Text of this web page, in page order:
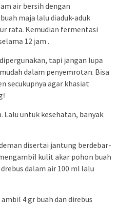
air bersih dengan
maja lalu diaduk-aduk
rata. Kemudian fermentasi
12 jam .
tapi jangan lupa
dalam penyemrotan. Bisa
secukupnya agar khasiat
untuk kesehatan, banyak
disertai jantung berdebar-
kulit akar pohon buah
dalam air 100 ml lalu
4 gr buah dan direbus